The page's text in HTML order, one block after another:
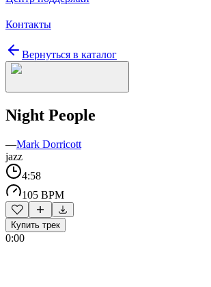
Контакты
Вернуться в каталог
Night People
—Mark Dorricott
jazz
4:58
105 BPM
Купить трек
0:00